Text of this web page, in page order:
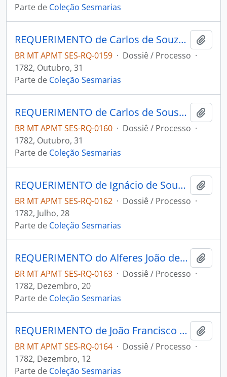
Parte de Coleção Sesmarias
REQUERIMENTO de Carlos de Souza Correia ao Governador e Capitão-General da Capitania de Mato Grosso Luís de Albuquerque de Melo Pereira e Cáceres.
BR MT APMT SES-RQ-0159 · Dossiê / Processo ·
1782, Outubro, 31
Parte de Coleção Sesmarias
REQUERIMENTO de Carlos de Sousa Correia ao Governador e Capitão-General da Capitania de Mato Grosso Luís de Albuquerque de Melo Pereira e Cáceres.
BR MT APMT SES-RQ-0160 · Dossiê / Processo ·
1782, Outubro, 31
Parte de Coleção Sesmarias
REQUERIMENTO de Ignácio de Souza de Oliveira para o Governador e Capitão-General da Capitania de Mato Grosso Luís de Albuquerque de Melo Pereira e Cáceres.
BR MT APMT SES-RQ-0162 · Dossiê / Processo ·
1782, Julho, 28
Parte de Coleção Sesmarias
REQUERIMENTO do Alferes João de Souza Vaz Canavarros para o Governador e Capitão-General da Capitania de Mato Grosso Luís de Albuquerque de Melo Pereira e Cáceres.
BR MT APMT SES-RQ-0163 · Dossiê / Processo ·
1782, Dezembro, 20
Parte de Coleção Sesmarias
REQUERIMENTO de João Francisco para o Governador e Capitão-General da Capitania de Mato Grosso Luís de Albuquerque de Melo Pereira e Cáceres.
BR MT APMT SES-RQ-0164 · Dossiê / Processo ·
1782, Dezembro, 12
Parte de Coleção Sesmarias